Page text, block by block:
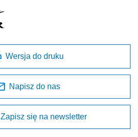
Wersja do druku
Napisz do nas
Zapisz się na newsletter